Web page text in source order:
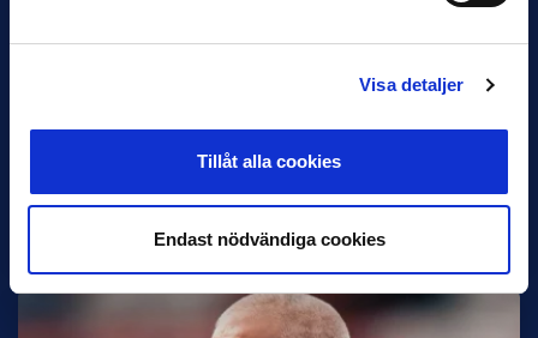
Visa detaljer
Tillåt alla cookies
Endast nödvändiga cookies
Joachim Björklund tar över IFK Göteborg
Stefan Billborns uppdrag som huvudtränare i herrlaget har